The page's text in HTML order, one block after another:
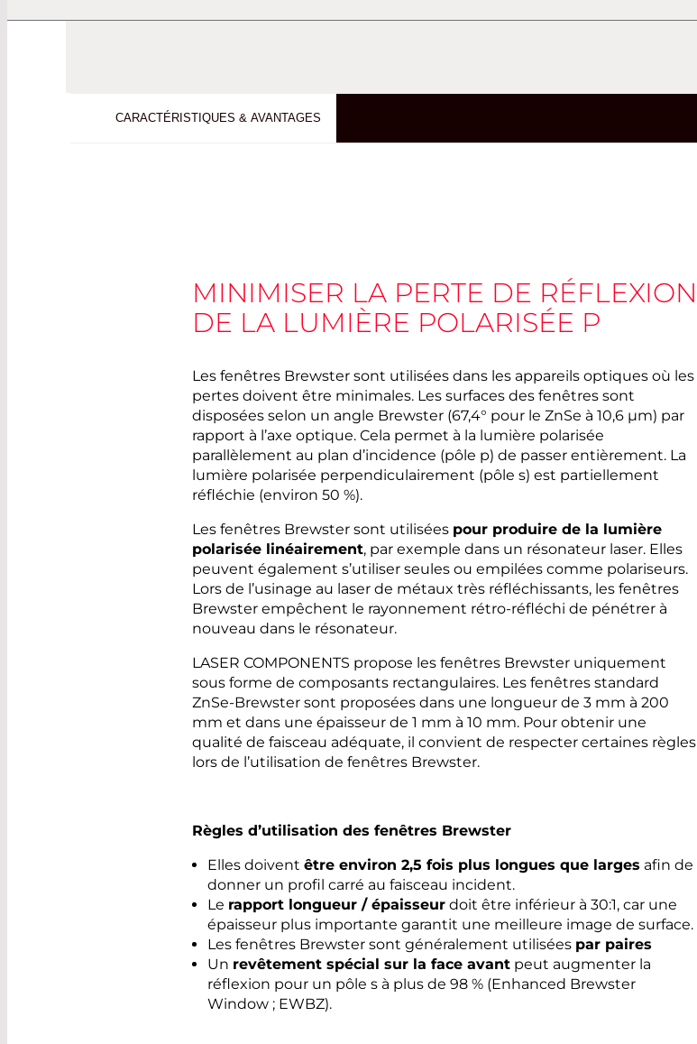
CARACTÉRISTIQUES & AVANTAGES
MINIMISER LA PERTE DE RÉFLEXION
DE LA LUMIÈRE POLARISÉE P
Les fenêtres Brewster sont utilisées dans les appareils optiques où les
pertes doivent être minimales. Les surfaces des fenêtres sont
disposées selon un angle Brewster (67,4° pour le ZnSe à 10,6 µm) par
rapport à l’axe optique. Cela permet à la lumière polarisée
parallèlement au plan d’incidence (pôle p) de passer entièrement. La
lumière polarisée perpendiculairement (pôle s) est partiellement
réfléchie (environ 50 %).
Les fenêtres Brewster sont utilisées pour produire de la lumière
polarisée linéairement, par exemple dans un résonateur laser. Elles
peuvent également s’utiliser seules ou empilées comme polariseurs.
Lors de l’usinage au laser de métaux très réfléchissants, les fenêtres
Brewster empêchent le rayonnement rétro-réfléchi de pénétrer à
nouveau dans le résonateur.
LASER COMPONENTS propose les fenêtres Brewster uniquement
sous forme de composants rectangulaires. Les fenêtres standard
ZnSe-Brewster sont proposées dans une longueur de 3 mm à 200
mm et dans une épaisseur de 1 mm à 10 mm. Pour obtenir une
qualité de faisceau adéquate, il convient de respecter certaines règles
lors de l’utilisation de fenêtres Brewster.
Règles d’utilisation des fenêtres Brewster
Elles doivent être environ 2,5 fois plus longues que larges afin de
donner un profil carré au faisceau incident.
Le rapport longueur / épaisseur doit être inférieur à 30:1, car une
épaisseur plus importante garantit une meilleure image de surface.
Les fenêtres Brewster sont généralement utilisées par paires
Un revêtement spécial sur la face avant peut augmenter la
réflexion pour un pôle s à plus de 98 % (Enhanced Brewster
Window ; EWBZ).